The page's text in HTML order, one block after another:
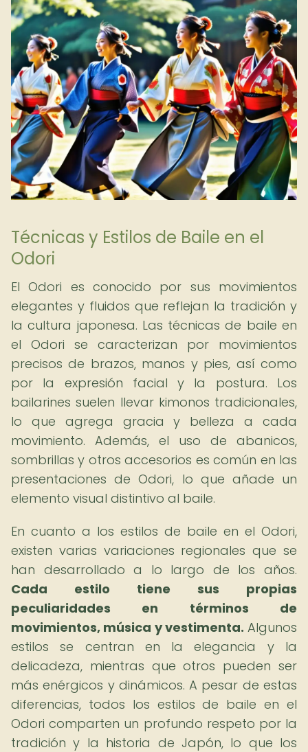
Técnicas y Estilos de Baile en el
Odori
El Odori es conocido por sus movimientos
elegantes y fluidos que reflejan la tradición y
la cultura japonesa. Las técnicas de baile en
el Odori se caracterizan por movimientos
precisos de brazos, manos y pies, así como
por la expresión facial y la postura. Los
bailarines suelen llevar kimonos tradicionales,
lo que agrega gracia y belleza a cada
movimiento. Además, el uso de abanicos,
sombrillas y otros accesorios es común en las
presentaciones de Odori, lo que añade un
elemento visual distintivo al baile.
En cuanto a los estilos de baile en el Odori,
existen varias variaciones regionales que se
han desarrollado a lo largo de los años.
Cada estilo tiene sus propias
peculiaridades en términos de
movimientos, música y vestimenta. Algunos
estilos se centran en la elegancia y la
delicadeza, mientras que otros pueden ser
más enérgicos y dinámicos. A pesar de estas
diferencias, todos los estilos de baile en el
Odori comparten un profundo respeto por la
tradición y la historia de Japón, lo que los